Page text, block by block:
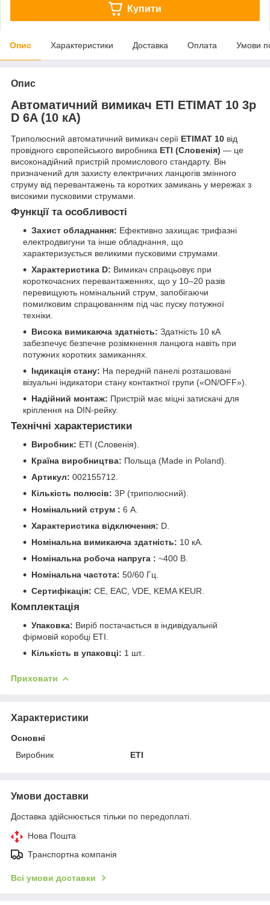
Купити
Опис Характеристики Доставка Оплата Умови
Опис
Автоматичний вимикач ETI ETIMAT 10 3p
D 6A (10 кА)
Триполюсний автоматичний вимикач серії ETIMAT 10 від
провідного європейського виробника ETI (Словенія) — це
високонадійний пристрій промислового стандарту. Він
призначений для захисту електричних ланцюгів змінного
струму від перевантажень та коротких замикань у мережах з
високими пусковими струмами.
Функції та особливості
Захист обладнання: Ефективно захищає трифазні
електродвигуни та інше обладнання, що
характеризується великими пусковими струмами.
Характеристика D: Вимикач спрацьовує при
короткочасних перевантаженнях, що у 10–20 разів
перевищують номінальний струм, запобігаючи
помилковим спрацюванням під час пуску потужної
техніки.
Висока вимикаюча здатність: Здатність 10 кА
забезпечує безпечне розімкнення ланцюга навіть при
потужних коротких замиканнях.
Індикація стану: На передній панелі розташовані
візуальні індикатори стану контактної групи («ON/OFF»).
Надійний монтаж: Пристрій має міцні затискачі для
кріплення на DIN-рейку.
Технічні характеристики
Виробник: ETI (Словенія).
Країна виробництва: Польща (Made in Poland).
Артикул: 002155712.
Кількість полюсів: 3P (триполюсний).
Номінальний струм : 6 А.
Характеристика відключення: D.
Номінальна вимикаюча здатність: 10 кА.
Номінальна робоча напруга : ~400 В.
Номінальна частота: 50/60 Гц.
Сертифікація: CE, EAC, VDE, KEMA KEUR.
Комплектація
Упаковка: Виріб постачається в індивідуальній
фірмовій коробці ETI.
Кількість в упаковці: 1 шт..
Приховати
Характеристики
Основні
Виробник
ETI
Умови доставки
Доставка здійснюється тільки по передоплаті.
Нова Пошта
Транспортна компанія
Всі умови доставки